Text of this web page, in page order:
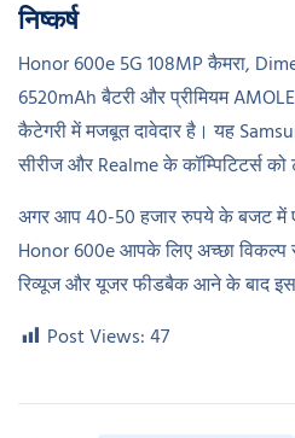
निष्कर्ष
Honor 600e 5G 108MP कैमरा,
6520mAh बैटरी और प्रीमियम
कैटेगरी में मजबूत दावेदार है। यह
सीरीज और Realme के कॉम्पिटिटर्स को
अगर आप 40-50 हजार रुपये के बजट में
Honor 600e आपके लिए अच्छा विकल्प
रिव्यूज और यूजर फीडबैक आने के बाद
Post Views:47